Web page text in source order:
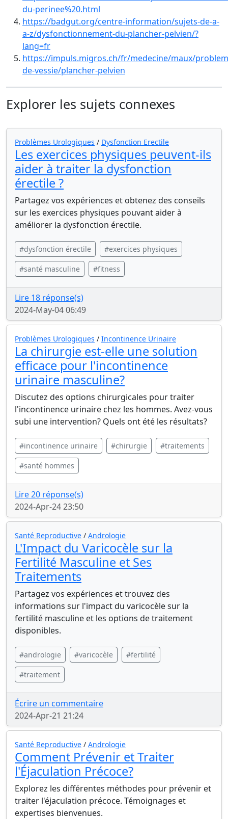
du-perinee%20.html
https://badgut.org/centre-information/sujets-de-a-
a-z/dysfonctionnement-du-plancher-pelvien/?
lang=fr
https://impuls.migros.ch/fr/medecine/maux/
de-vessie/plancher-pelvien
Explorer les sujets connexes
Problèmes Urologiques / Dysfonction Erectile
Les exercices physiques peuvent-ils
aider à traiter la dysfonction
érectile ?
Partagez vos expériences et obtenez des conseils
sur les exercices physiques pouvant aider à
améliorer la dysfonction érectile.
#dysfonction érectile #exercices physiques
#santé masculine #fitness
Lire 18 réponse(s)
2024-May-04 06:49
Problèmes Urologiques / Incontinence Urinaire
La chirurgie est-elle une solution
efficace pour l'incontinence
urinaire masculine?
Discutez des options chirurgicales pour traiter
l'incontinence urinaire chez les hommes. Avez-vous
subi une intervention? Quels ont été les résultats?
#incontinence urinaire #chirurgie #traitements
#santé hommes
Lire 20 réponse(s)
2024-Apr-24 23:50
Santé Reproductive / Andrologie
L'Impact du Varicocèle sur la
Fertilité Masculine et Ses
Traitements
Partagez vos expériences et trouvez des
informations sur l'impact du varicocèle sur la
fertilité masculine et les options de traitement
disponibles.
#andrologie #varicocèle #fertilité
#traitement
Écrire un commentaire
2024-Apr-21 21:24
Santé Reproductive / Andrologie
Comment Prévenir et Traiter
l'Éjaculation Précoce?
Explorez les différentes méthodes pour prévenir et
traiter l'éjaculation précoce. Témoignages et
expertises bienvenues.